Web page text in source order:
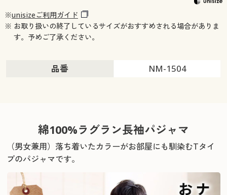
※unisizeご利用ガイド
※ お取り扱いの終了しているサイズがおすすめされる場合がありま
す。予めご了承ください。
品番 NM-1504
綿100%ラグラン長袖パジャマ
（男女兼用）落ち着いたカラーがお部屋にも馴染むTタイ
プのパジャマです。